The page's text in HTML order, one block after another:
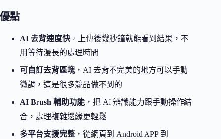
優點
AI 去背速度快 ，上傳後幾秒鐘就能看到結果，不
用等待漫長的處理時間
可自訂去背區塊 ，AI 去背不完美的地方可以手動
微調，這是很多競品做不到的
AI Brush 輔助功能 ，把 AI 辨識能力跟手動操作結
合，處理複雜邊緣更輕鬆
多平台支援完整 ，從網頁到 Android APP 到